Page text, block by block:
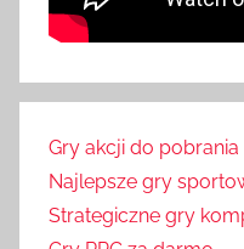
Gry akcji do pobrania
Najlepsze gry
Strategiczne gry